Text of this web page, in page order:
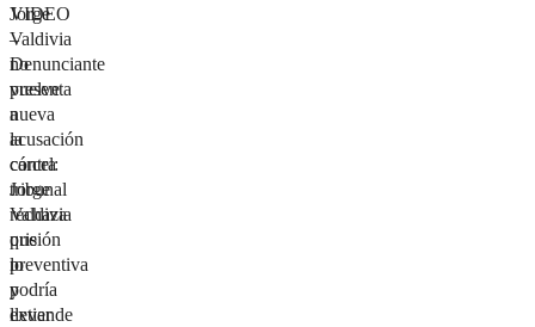
Jorge
Valdivia
no
vuelve
a
la
cárcel:
tribunal
rechaza
prisión
preventiva
y
extiende
VIDEO
–
Denunciante
presenta
nueva
acusación
contra
Jorge
Valdivia
que
lo
podría
llevar